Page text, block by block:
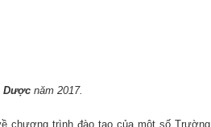
Dượcnăm 2017.
chương trình đào tạo của một số Trường